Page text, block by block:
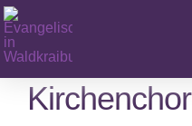
Zum
Inhalt
springen
Kirchenchor